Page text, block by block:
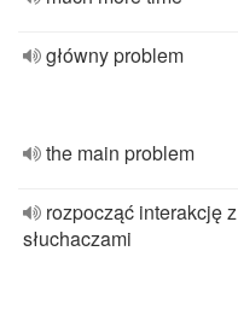
główny problem
the main problem
rozpocząć interakcję z
słuchaczami